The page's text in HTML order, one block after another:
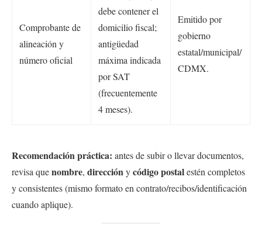
Comprobante de
alineación y
número oficial
debe contener el
domicilio fiscal;
antigüedad
máxima indicada
por SAT
(frecuentemente
4 meses).
Emitido por
gobierno
estatal/municipal/
CDMX.
Recomendación práctica: antes de subir o llevar documentos,
revisa quenombre, direcciónycódigo postalestén completos
y consistentes (mismo formato en contrato/recibos/identificación
cuando aplique).